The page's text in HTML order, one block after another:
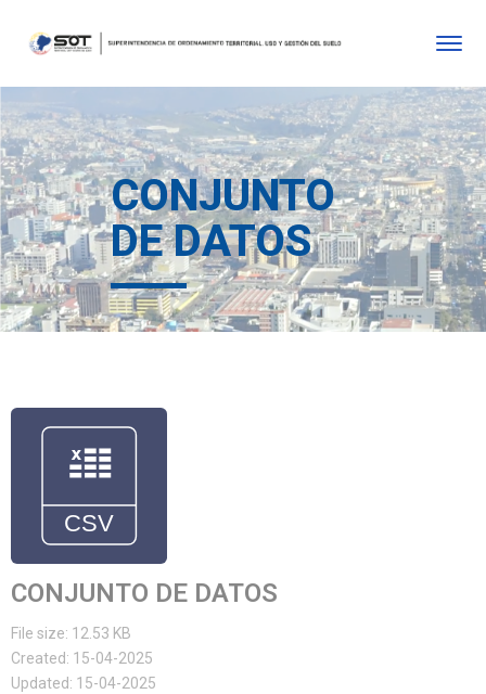
CONJUNTO
DE DATOS
CONJUNTO DE DATOS
File size: 12.53 KB
Created: 15-04-2025
Updated: 15-04-2025